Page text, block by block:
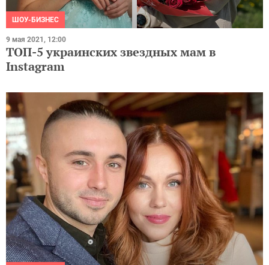
ШОУ-БИЗНЕС
9 мая 2021, 12:00
ТОП-5 украинских звездных мам в
Instagram